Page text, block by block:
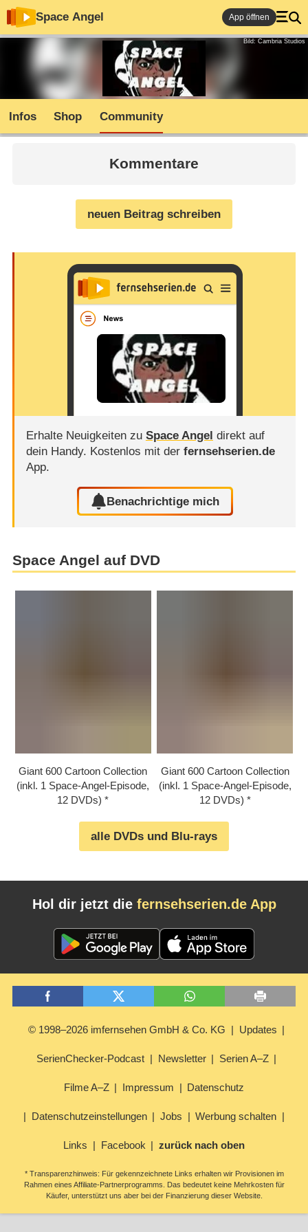
Space Angel App öffnen
Bild: Cambria Studios
Infos Shop Community
Kommentare
neuen Beitrag schreiben
Erhalte Neuigkeiten zu Space Angel direkt auf
dein Handy. Kostenlos mit der fernsehserien.de
App.
Benachrichtige mich
Space Angel auf DVD
Giant 600 Cartoon Collection
(inkl. 1 Space-Angel-Episode,
12 DVDs)
Giant 600 Cartoon Collection
(inkl. 1 Space-Angel-Episode,
12 DVDs)
alle DVDs und Blu-rays
Hol dir jetzt die fernsehserien.de App
© 1998–2026 imfernsehen GmbH & Co. KG Updates
SerienChecker-Podcast Newsletter Serien A–Z
Filme A–Z Impressum Datenschutz
Datenschutzeinstellungen Jobs Werbung schalten
Links Facebook zurück nach oben
* Transparenzhinweis: Für gekennzeichnete Links erhalten wir Provisionen im
Rahmen eines Affiliate-Partnerprogramms. Das bedeutet keine Mehrkosten für
Käufer, unterstützt uns aber bei der Finanzierung dieser Website.